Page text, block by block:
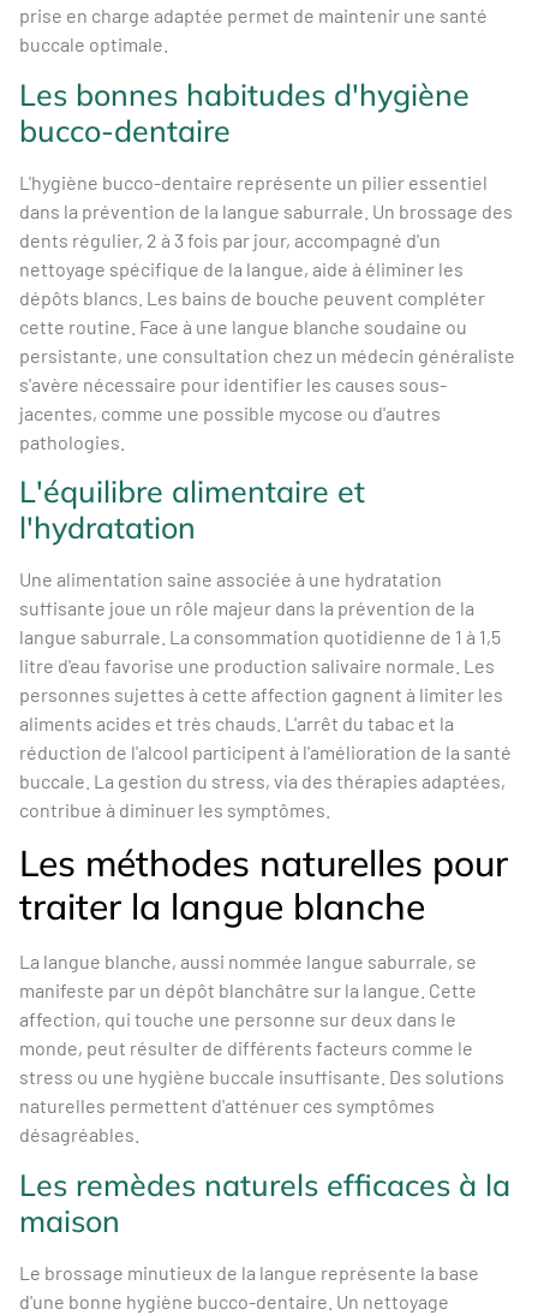
prise en charge adaptée permet de maintenir une santé
buccale optimale.
Les bonnes habitudes d'hygiène
bucco-dentaire
L'hygiène bucco-dentaire représente un pilier essentiel
dans la prévention de la langue saburrale. Un brossage des
dents régulier, 2 à 3 fois par jour, accompagné d'un
nettoyage spécifique de la langue, aide à éliminer les
dépôts blancs. Les bains de bouche peuvent compléter
cette routine. Face à une langue blanche soudaine ou
persistante, une consultation chez un médecin généraliste
s'avère nécessaire pour identifier les causes sous-
jacentes, comme une possible mycose ou d'autres
pathologies.
L'équilibre alimentaire et
l'hydratation
Une alimentation saine associée à une hydratation
suffisante joue un rôle majeur dans la prévention de la
langue saburrale. La consommation quotidienne de 1 à 1,5
litre d'eau favorise une production salivaire normale. Les
personnes sujettes à cette affection gagnent à limiter les
aliments acides et très chauds. L'arrêt du tabac et la
réduction de l'alcool participent à l'amélioration de la santé
buccale. La gestion du stress, via des thérapies adaptées,
contribue à diminuer les symptômes.
Les méthodes naturelles pour
traiter la langue blanche
La langue blanche, aussi nommée langue saburrale, se
manifeste par un dépôt blanchâtre sur la langue. Cette
affection, qui touche une personne sur deux dans le
monde, peut résulter de différents facteurs comme le
stress ou une hygiène buccale insuffisante. Des solutions
naturelles permettent d'atténuer ces symptômes
désagréables.
Les remèdes naturels efficaces à la
maison
Le brossage minutieux de la langue représente la base
d'une bonne hygiène bucco-dentaire. Un nettoyage